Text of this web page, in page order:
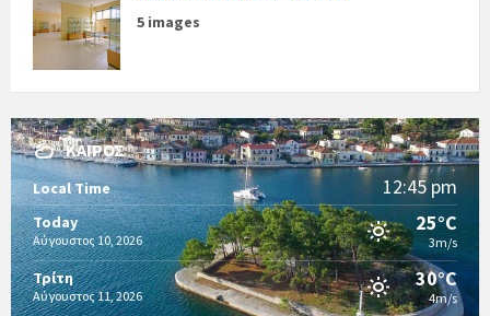
5 images
ΚΑΙΡΌΣ
Local Time 12:45 pm
Today
Αύγουστος 10, 2026
25°C
3m/s
Τρίτη
Αύγουστος 11, 2026
30°C
4m/s